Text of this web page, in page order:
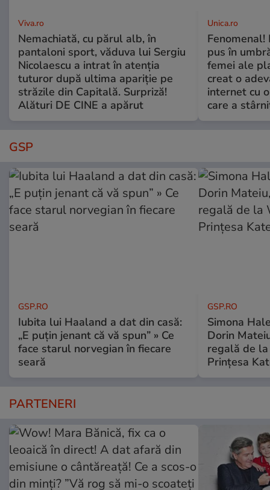
Viva.ro
Nemachiată, cu părul alb, în
pantaloni sport, văduva lui Sergiu
Nicolaescu a intrat în atenția
tuturor după ultima apariție pe
străzile din Capitală. Surpriză!
Alături DE CINE a apărut
Unica.ro
pus în
femei ale
creat o
internet cu
care a
GSP
GSP.RO
Iubita lui Haaland a dat din casă:
„E puțin jenant că vă spun” » Ce
face starul norvegian în fiecare
seară
GSP.RO
Simona
Dorin
regală de
Prințesa
PARTENERI